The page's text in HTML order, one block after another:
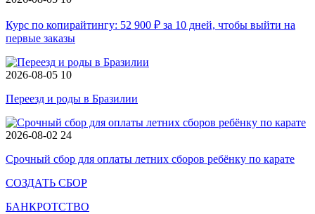
Курс по копирайтингу: 52 900 ₽ за 10 дней, чтобы выйти на
первые заказы
2026-08-05 10
Переезд и роды в Бразилии
2026-08-02 24
Срочный сбор для оплаты летних сборов ребёнку по карате
СОЗДАТЬ СБОР
БАНКРОТСТВО